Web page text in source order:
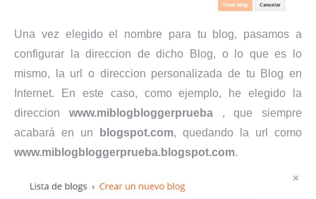
Una vez elegido el nombre para tu blog, pasamos a
configurar la direccion de dicho Blog, o lo que es lo
mismo, la url o direccion personalizada de tu Blog en
Internet. En este caso, como ejemplo, he elegido la
direccion www.miblogbloggerprueba, que siempre
acabará en un
blogspot.com, quedando la url como
www.miblogbloggerprueba.blogspot.com.